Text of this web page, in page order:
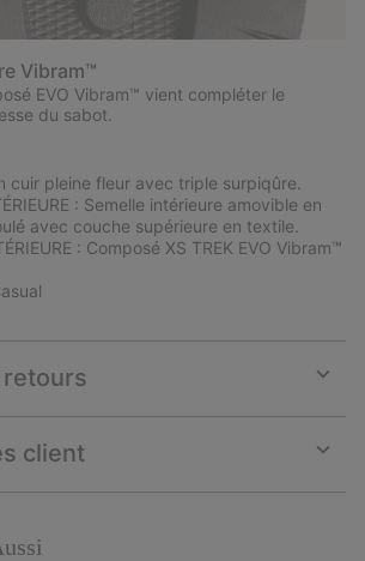
Vibram™
EVO Vibram™ vient compléter le
du sabot.
cuir pleine fleur avec triple surpiqûre.
: Semelle intérieure amovible en
avec couche supérieure en textile.
: Composé XS TREK EVO Vibram™
or
client
or